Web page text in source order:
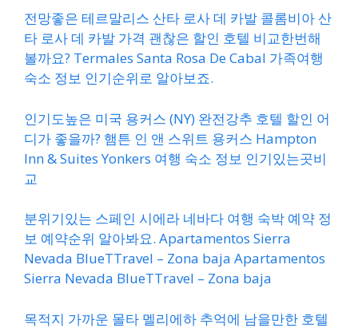
전망좋은 테르말리스 산타 로사 데 카발 콜롬비아 산
타 로사 데 카발 가격 괜찮은 할인 호텔 비교한번해
볼까요? Termales Santa Rosa De Cabal 가족여행
숙소 정보 인기순위로 알아보죠.
인기도높은 미국 용커스 (NY) 완전강추 호텔 할인 어
디가 좋을까? 햄튼 인 앤 스위트 용커스 Hampton
Inn & Suites Yonkers 여행 숙소 정보 인기있는곳비
교
분위기있는 스페인 시에라 네바다 여행 숙박 예약 정
보 예약순위 알아봐요. Apartamentos Sierra
Nevada BlueTTravel – Zona baja Apartamentos
Sierra Nevada BlueTTravel – Zona baja
목적지 가까운 몰타 멜리에하 추억에 남을만한 호텔